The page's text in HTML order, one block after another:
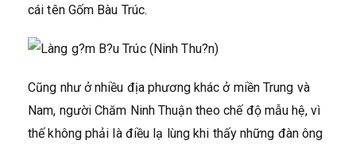
cái tên Gốm Bàu Trúc.
Cũng như ở nhiều địa phương khác ở miền Trung và
Nam, người Chăm Ninh Thuận theo chế độ mẫu hệ, vì
thế không phải là điều lạ lùng khi thấy những đàn ông